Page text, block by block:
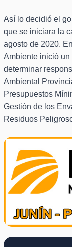
Así lo decidió el
que se iniciara la
agosto de 2020.
Ambiente inició un
determinar
Ambiental
Presupuestos
Gestión de los
Residuos